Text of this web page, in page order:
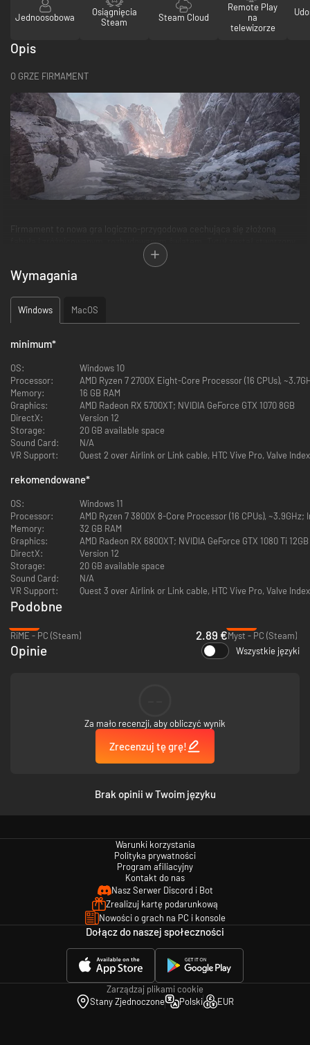
Jednoosobowa
Osiągnięcia
Steam
Steam Cloud
Remote Play
na
telewizorze
Opis
O GRZE FIRMAMENT
Firmament to nowa gra logiczno-przygodowa cechująca się złożoną
fabułą i zróżnicowanym, rozbudowanym światem. Tytuł został stworzony
przez legendarne studio odpowiedzialne za takie bestsellery jak Myst czy
Riven. Poznaj historię tego na pozór opuszczonego świata, ujawniając
tajemnice trzech niepowtarzalnych krain… i nie tylko!
Wyjątkowa, steampunkowa estetyka gry zachęca do eksploracji nowych,
to fantastyczna wizualna uczta pełna wspaniałych, zaskakujących
w jakimś większym celu… Celu, o którym musisz odkryć prawdę w trakcie
gry.
ROZWIĄZUJ ŁAMIGŁÓWKI
interakcje z różnymi innymi urządzeniami w świecie gry. Wykorzystując go
do rozwiązywania napotkanych zagadek, zbliżysz się do poznania
prawdziwej natury tego miejsca.
Świata gry Firmament nie będziesz zwiedzać zupełnie w pojedynkę. Poza
Asystentem towarzyszyć będzie ci tajemnicza zjawa, która pragnie
podzielić się z tobą swoją własną historią. W trakcie podróży trafisz do
trzech krain z własnymi sekretami do odkrycia. W jakim celu powstały
owe krainy? Czy możesz zaufać podążającemu za tobą duchowi?
UJAWNIJ TAJEMNICĘ
Wymagania
Windows MacOS
minimum*
OS:
Windows 10
Processor:
AMD Ryzen 7 2700X Eight-Core Processor (16 CPUs),
Memory:
16 GB RAM
Graphics:
AMD Radeon RX 5700XT; NVIDIA GeForce GTX 1070 8GB
DirectX:
Version 12
Storage:
20 GB available space
Sound Card:
N/A
VR Support:
Quest 2 over Airlink or Link cable, HTC Vive Pro, Valve Index
rekomendowane*
OS:
Windows 11
Processor:
AMD Ryzen 7 3800X 8-Core Processor (16 CPUs), ~3.9GHz;
Memory:
32 GB RAM
Graphics:
AMD Radeon RX 6800XT; NVIDIA GeForce GTX 1080 Ti 12GB
DirectX:
Version 12
Storage:
20 GB available space
Sound Card:
N/A
VR Support:
Quest 3 over Airlink or Link cable, HTC Vive Pro, Valve Index
Podobne
RiME - PC (Steam)
2.89 €Myst - PC (Steam)
Opinie Wszystkie języki
Za mało recenzji, aby obliczyć wynik
Zrecenzuj tę grę!
Brak opinii w Twoim języku
Warunki korzystania
Polityka prywatności
Program afiliacyjny
Kontakt do nas
Nasz Serwer Discord i Bot
Zrealizuj kartę podarunkową
Nowości o grach na PC i konsole
Dołącz do naszej społeczności
Zarządzaj plikami cookie
Stany Zjednoczone
Polski EUR